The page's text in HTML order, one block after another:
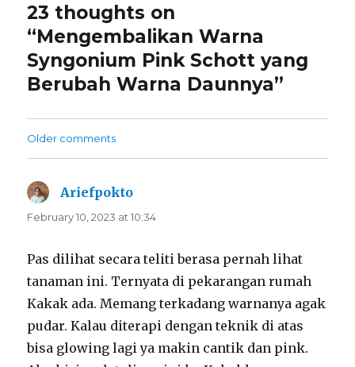
23 thoughts on
“Mengembalikan Warna
Syngonium Pink Schott yang
Berubah Warna Daunnya”
Comments
Older comments
Ariefpokto
February 10, 2023 at 10:34
Pas dilihat secara teliti berasa pernah lihat
tanaman ini. Ternyata di pekarangan rumah
Kakak ada. Memang terkadang warnanya agak
pudar. Kalau diterapi dengan teknik di atas
bisa glowing lagi ya makin cantik dan pink.